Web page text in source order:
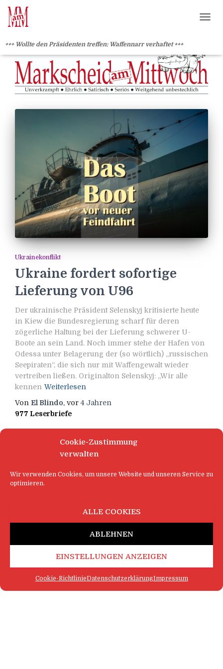
Cookie-Zustimmung
verwalten
Wir verwenden Cookies, um unsere Website und unseren Service zu
optimieren.
ALLE COOKIES
ABLEHNEN
EINSTELLUNGEN ANZEIGEN
Cookie-RichtlinieDatenschutzerklärungImpressum
+++ Wollte den Präsidenten treffen: Waffennarr verhaftet +++
Ukrainekonflikt
Ukraine fordert sofortige
Lieferung von U96
Der ukrainische Präsident Selenskyj kritisierte heute
in Kiew die Bundesregierung scharf für deren
zögerliche Haltung bei der Lieferung schwerer U-
Boote an sein Land. Noch immer stehe der Hafen von
Odessa unter Belagerung der (so wörtlich) „russischen
Seepiraten“, die sich nur mit Waffengewalt wieder
vertreiben ließen. Originalton Selenskyj: „Wir alle
kennen Weiterlesen
Von El Blindo, vor4 Jahren
977 Leserbriefe